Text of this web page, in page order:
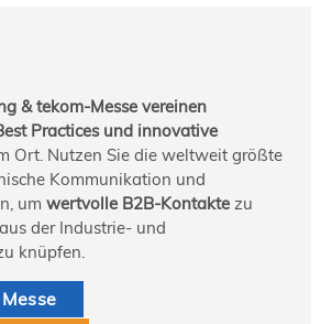
& tekom-Messe vereinen
Practices und innovative
Ort. Nutzen Sie die weltweit größte
Kommunikation und
um wertvolle B2B-Kontaktezu
der Industrie- und
knüpfen.